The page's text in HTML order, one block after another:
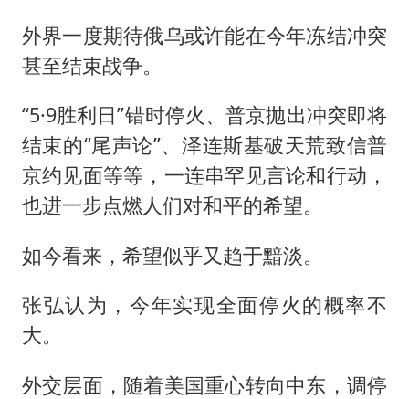
外界一度期待俄乌或许能在今年冻结冲突
甚至结束战争。
“5·9胜利日”错时停火、普京抛出冲突即将
结束的“尾声论”、泽连斯基破天荒致信普
京约见面等等，一连串罕见言论和行动，
也进一步点燃人们对和平的希望。
如今看来，希望似乎又趋于黯淡。
张弘认为，今年实现全面停火的概率不
大。
外交层面，随着美国重心转向中东，调停